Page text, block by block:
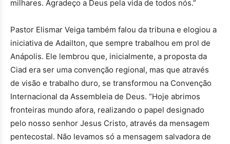
milhares. Agradeço a Deus pela vida de todos nós.”
Pastor Elismar Veiga também falou da tribuna e elogiou a
iniciativa de Adailton, que sempre trabalhou em prol de
Anápolis. Ele lembrou que, inicialmente, a proposta da
Ciad era ser uma convenção regional, mas que através
de visão e trabalho duro, se transformou na Convenção
Internacional da Assembleia de Deus. “Hoje abrimos
fronteiras mundo afora, realizando o papel designado
pelo nosso senhor Jesus Cristo, através da mensagem
pentecostal. Não levamos só a mensagem salvadora de